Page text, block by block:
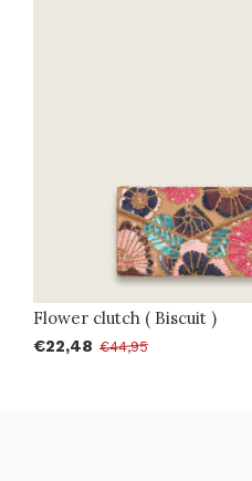
Flower clutch ( Biscuit )
€22,48 €44,95